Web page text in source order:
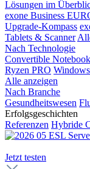
Lösungen im
exone Business
Upgrade-Kompass
Tablets & Scanner
Nach Technologie
Convertible
Ryzen PRO Windows
Alle anzeigen
Nach Branche
Gesundheitswesen
Erfolgsgeschichten
Referenzen Hybride
Jetzt testen